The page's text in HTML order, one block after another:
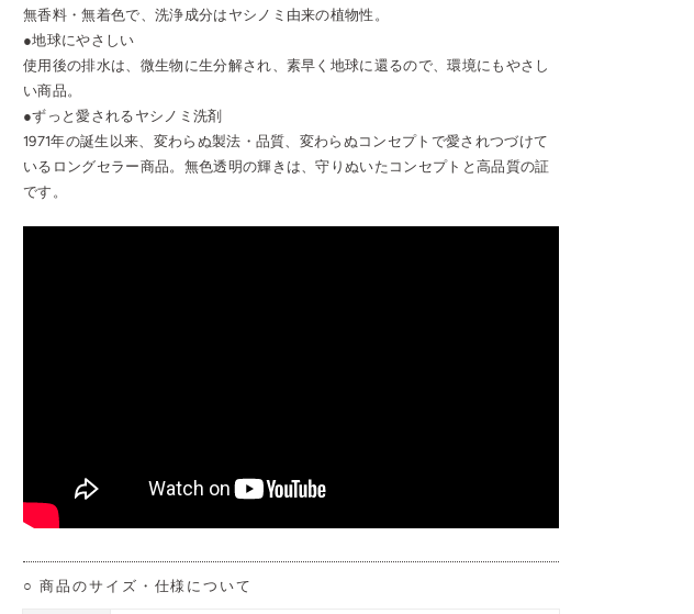
無香料・無着色で、洗浄成分はヤシノミ由来の植物性。
●地球にやさしい
使用後の排水は、微生物に生分解され、素早く地球に還るので、環境にもやさし
い商品。
●ずっと愛されるヤシノミ洗剤
1971年の誕生以来、変わらぬ製法・品質、変わらぬコンセプトで愛されつづけて
いるロングセラー商品。無色透明の輝きは、守りぬいたコンセプトと高品質の証
です。
○ 商品のサイズ・仕様について